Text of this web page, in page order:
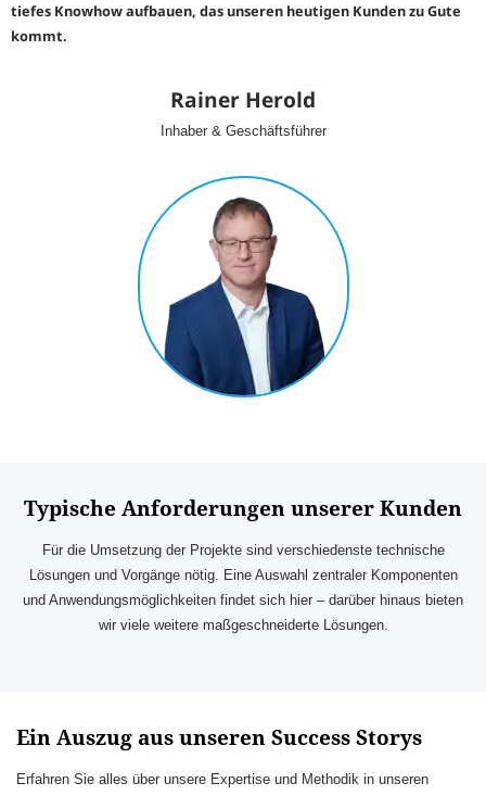
tiefes Knowhow aufbauen, das unseren heutigen Kunden zu Gute
kommt.
Rainer Herold
Inhaber & Geschäftsführer
Typische Anforderungen unserer Kunden
Für die Umsetzung der Projekte sind verschiedenste technische
Lösungen und Vorgänge nötig. Eine Auswahl zentraler Komponenten
und Anwendungsmöglichkeiten findet sich hier – darüber hinaus bieten
wir viele weitere maßgeschneiderte Lösungen.
Ein Auszug aus unseren Success Storys
Erfahren Sie alles über unsere Expertise und Methodik in unseren